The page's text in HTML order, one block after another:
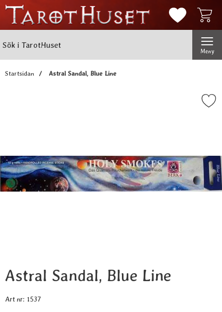
Mina
Meny
Startsidan Astral Sandal, Blue Line
Markera astral Sandal,
Astral Sandal, Blue Line
Art nr: 1537